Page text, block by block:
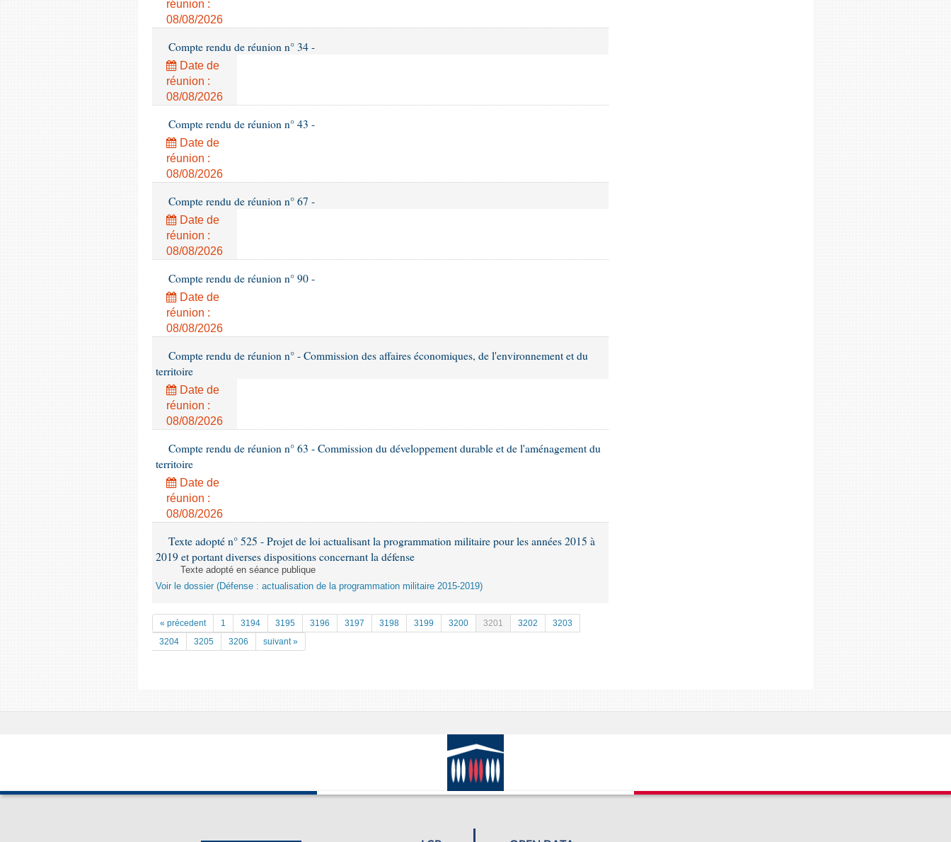
réunion :
08/08/2026
Compte rendu de réunion n° 34 -
Date de
réunion :
08/08/2026
Compte rendu de réunion n° 43 -
Date de
réunion :
08/08/2026
Compte rendu de réunion n° 67 -
Date de
réunion :
08/08/2026
Compte rendu de réunion n° 90 -
Date de
réunion :
08/08/2026
Compte rendu de réunion n° - Commission des affaires économiques, de l'environnement et du
territoire
Date de
réunion :
08/08/2026
Compte rendu de réunion n° 63 - Commission du développement durable et de l'aménagement du
territoire
Date de
réunion :
08/08/2026
Texte adopté n° 525 - Projet de loi actualisant la programmation militaire pour les années 2015 à
2019 et portant diverses dispositions concernant la défense
Texte adopté en séance publique
Voir le dossier (Défense : actualisation de la programmation militaire 2015-2019)
« précedent 1 3194 3195 3196 3197 3198 3199 3200 3201 3202
3203
3204
3205 3206 suivant »